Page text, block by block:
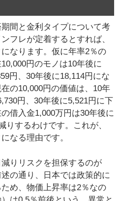
間と金利タイプについて考
フレが定着するとすれば、
なります。仮に年率2％の
円のモノは10年後に
円、30年後に18,114円にな
の10,000円の価値は、10年
円、30年後に5,521円に下
借入金1,000万円は30年後に
りするわけです。これが、
なる理由です。
りリスクを担保するのが
の通り、日本では政策的に
め、物価上昇率は2％なの